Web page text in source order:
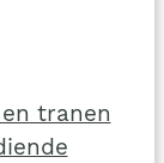
tranen